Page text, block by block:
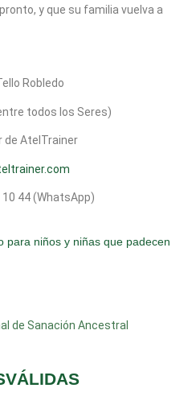
pronto, y que su familia vuelva a
Robledo
todos los Seres)
de AtelTrainer
44 (WhatsApp)
para niños y niñas que padecen
de Sanación Ancestral